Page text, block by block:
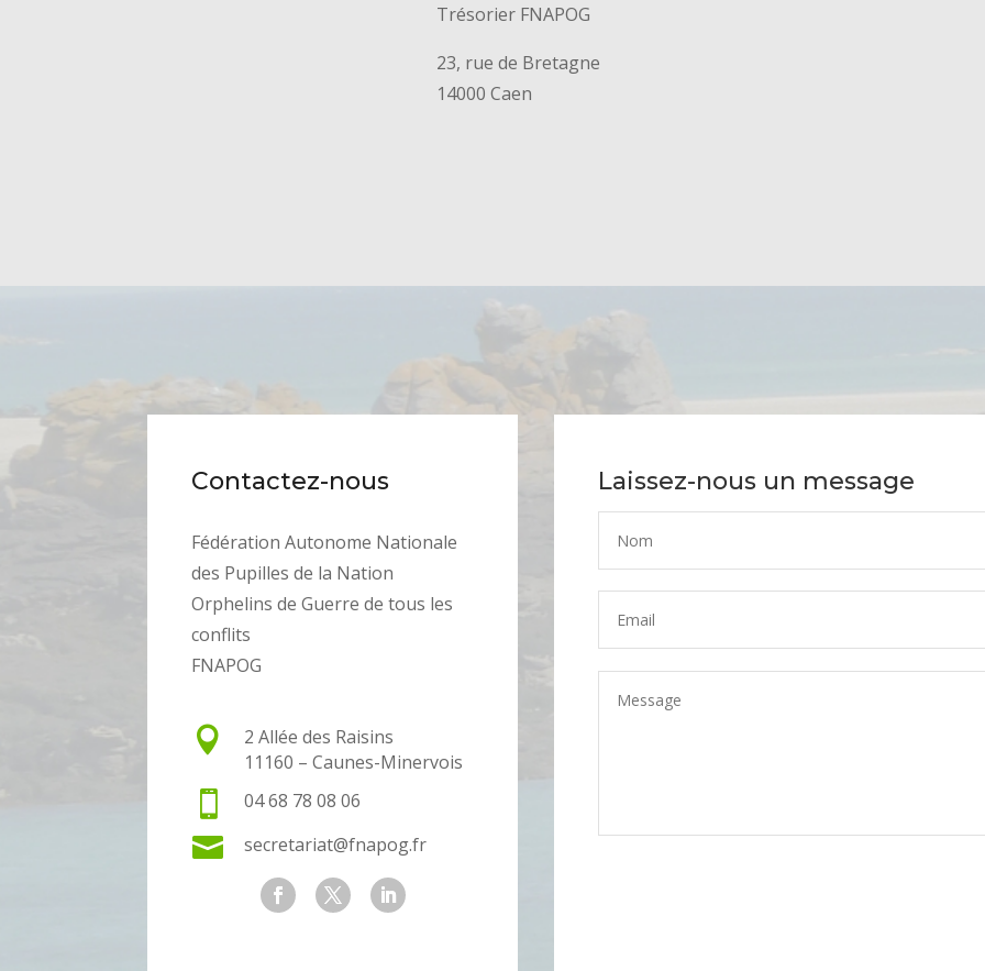
Trésorier FNAPOG
23, rue de Bretagne
14000 Caen
Contactez-nous
Fédération Autonome Nationale
des Pupilles de la Nation
Orphelins de Guerre de tous les
conflits
FNAPOG

2 Allée des Raisins
11160 – Caunes-Minervois
 04 68 78 08 06
 secretariat@fnapog.fr
Laissez-nous un message